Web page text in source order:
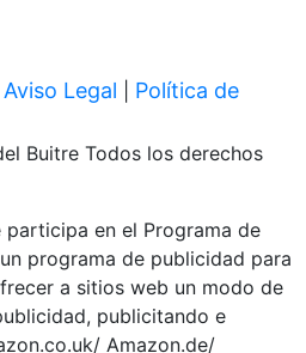
Aviso Legal
Política de
Buitre Todos los derechos
en el Programa de
programa de publicidad para
a sitios web un modo de
publicitando e
Amazon.de/